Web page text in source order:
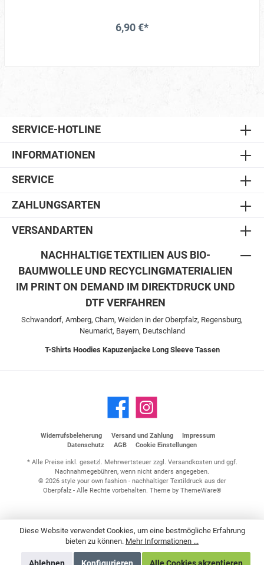
6,90 €*
SERVICE-HOTLINE
INFORMATIONEN
SERVICE
ZAHLUNGSARTEN
VERSANDARTEN
NACHHALTIGE TEXTILIEN AUS BIO-
BAUMWOLLE UND RECYCLINGMATERIALIEN
IM PRINT ON DEMAND IM DIREKTDRUCK UND
DTF VERFAHREN
Schwandorf, Amberg, Cham, Weiden in der Oberpfalz, Regensburg,
Neumarkt, Bayern, Deutschland
T-Shirts Hoodies Kapuzenjacke Long Sleeve Tassen
Widerrufsbeleherung Versand und Zahlung
Impressum
Datenschutz
AGB Cookie Einstellungen
* Alle Preise inkl. gesetzl. Mehrwertsteuer zzgl. Versandkostenund ggf.
Nachnahmegebühren, wenn nicht anders angegeben.
© 2026 style your own fashion - nachhaltiger Textildruck aus der
Oberpfalz - Alle Rechte vorbehalten. Theme by ThemeWare®
Diese Website verwendet Cookies, um eine bestmögliche Erfahrung
bieten zu können. Mehr Informationen ...